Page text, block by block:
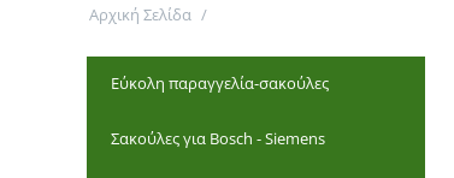
Αρχική Σελίδα /
Εύκολη παραγγελία-σακούλες
Σακούλες για Bosch - Siemens